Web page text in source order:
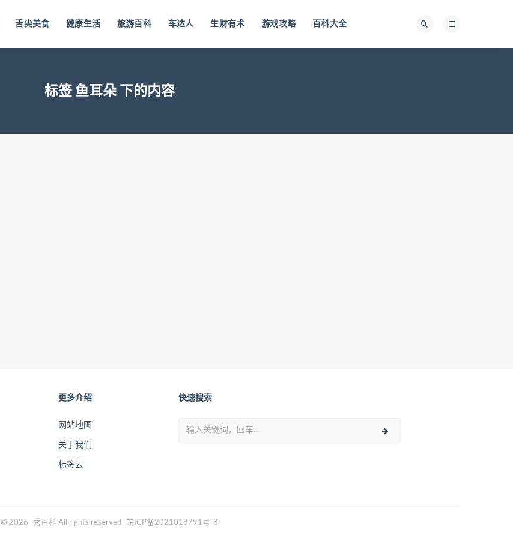
舌尖美食 健康生活 旅游百科 车达人 生财有术 游戏攻略 百科大全
标签 鱼耳朵 下的内容
更多介绍
网站地图
关于我们
标签云
快速搜索
© 2026 秀百科 All rights reserved 皖ICP备2021018791号-8